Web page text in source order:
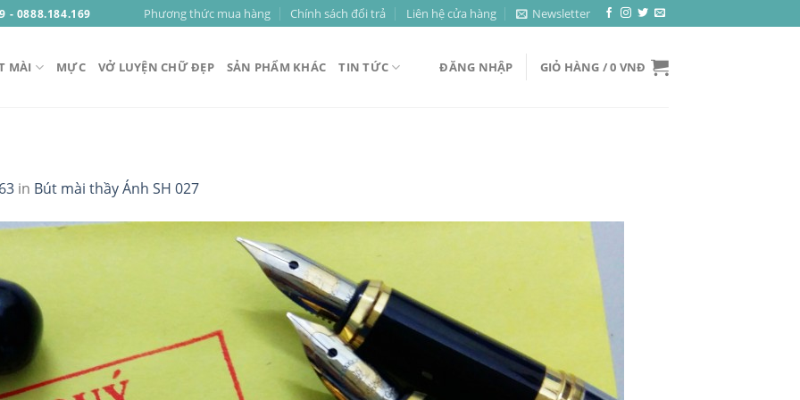
- 0888.184.169 Phương thức mua hàng Chính sách đổi trả Liên hệ cửa hàng Newsletter
MÀI MỰC VỞ LUYỆN CHỮ ĐẸP SẢN PHẨM KHÁC TIN TỨC ĐĂNG NHẬP GIỎ HÀNG /0 VNĐ
in Bút mài thầy Ánh SH 027